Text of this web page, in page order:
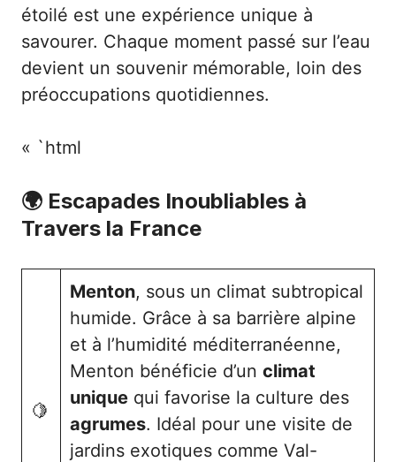
étoilé est une expérience unique à
savourer. Chaque moment passé sur l’eau
devient un souvenir mémorable, loin des
préoccupations quotidiennes.
« `html
🌍 Escapades Inoubliables à
Travers la France
🍋
Menton, sous un climat subtropical
humide. Grâce à sa barrière alpine
et à l’humidité méditerranéenne,
Menton bénéficie d’un climat
unique qui favorise la culture des
agrumes. Idéal pour une visite de
jardins exotiques comme Val-